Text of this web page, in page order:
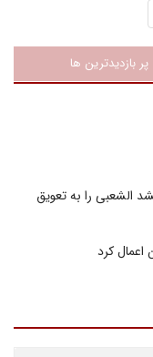
پر بازدیدترین ها
الشعبی را به تعویق
اعمال کرد